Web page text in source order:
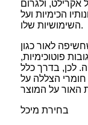
אקרילט, ולגרום
הכימיות ועל
השימושיות שלו.
לאור כגון
פוטוכימיות,
לכן, בדרך כלל
חומרי הצללה על
בחירת מיכל